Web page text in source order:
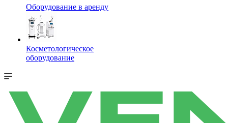
Оборудование в аренду
Косметологическое
оборудование